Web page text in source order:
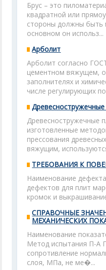
Брус – это
квадратной или
стороны должны быть
основном он использ...
Арболит
Арболит согласно
цементном вяжущем,
заполнителях и
числе регулирующих
Древесностружечные
изготовленные
прессования
вяжущим,
ТРЕБОВАНИЯ К
Наименование
дефектов для плит
кромок и
СПРАВОЧНЫЕ
МЕХАНИЧЕСКИХ
Наименование
Метод испытания П-А
сопротивление
слоя, МПа, не ме�...